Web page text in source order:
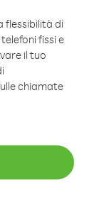
flessibilità di
fissi e
il tuo
chiamate